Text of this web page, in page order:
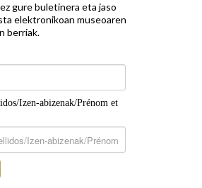
gure buletinera eta jaso
elektronikoan museoaren
berriak.
Izen-abizenak/Prénom et